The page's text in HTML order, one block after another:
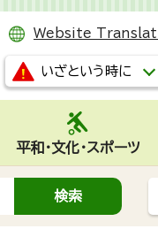
Website
いざという時に
平和・文化・スポーツ